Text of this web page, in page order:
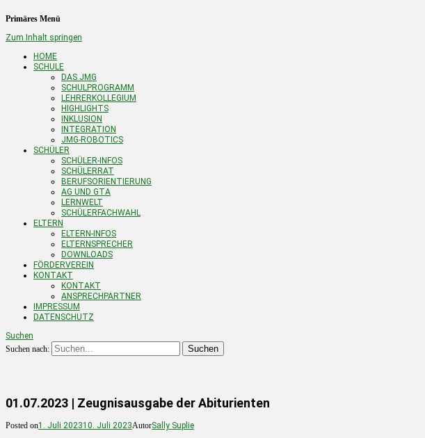
Primäres Menü
Zum Inhalt springen
HOME
SCHULE
DAS JMG
SCHULPROGRAMM
LEHRERKOLLEGIUM
HIGHLIGHTS
INKLUSION
INTEGRATION
JMG-ROBOTICS
SCHÜLER
SCHÜLER-INFOS
SCHÜLERRAT
BERUFSORIENTIERUNG
AG UND GTA
LERNWELT
SCHÜLERFACHWAHL
ELTERN
ELTERN-INFOS
ELTERNSPRECHER
DOWNLOADS
FÖRDERVEREIN
KONTAKT
KONTAKT
ANSPRECHPARTNER
IMPRESSUM
DATENSCHUTZ
Suchen
Suchen nach:
01.07.2023 | Zeugnisausgabe der Abiturienten
Posted on1. Juli 202310. Juli 2023AutorSally Suplie